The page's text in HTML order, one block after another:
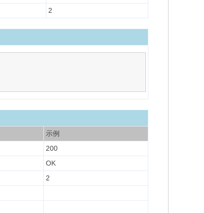
2
示例
200
OK
2